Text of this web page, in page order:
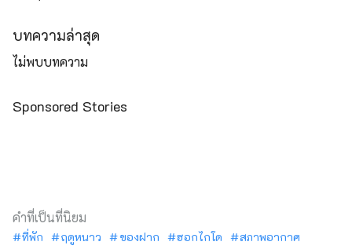
บทความล่าสุด
ไม่พบบทความ
Sponsored Stories
คำที่เป็นที่นิยม
ที่พัก ฤดูหนาว ของฝาก ฮอกไกโด
สภาพอากาศ